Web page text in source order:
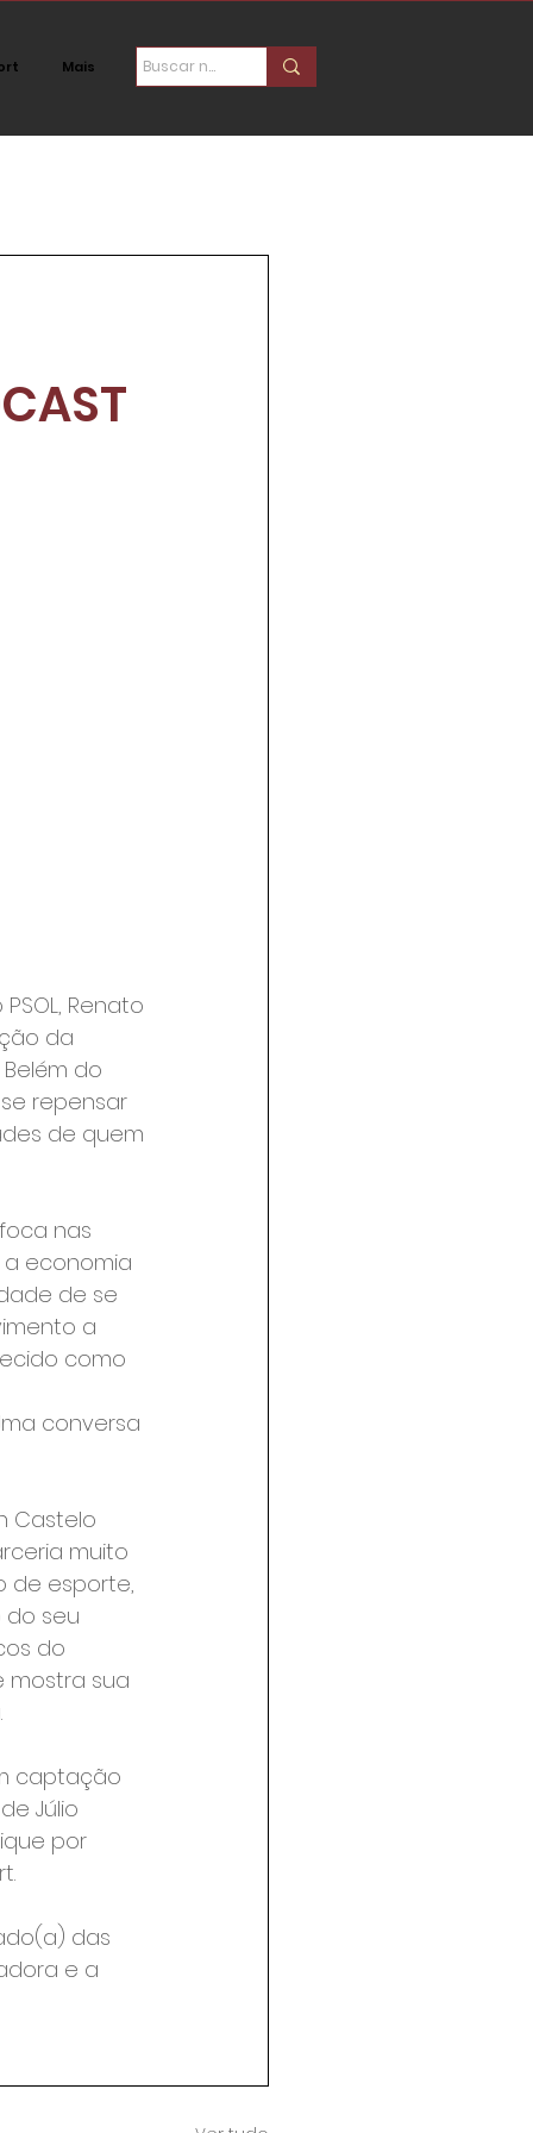
Mais
Renato
da
do
repensar
de quem
nas
economia
de se
a
como
conversa
Castelo
muito
de esporte,
do seu
do
mostra sua
captação
Júlio
por
das
e a